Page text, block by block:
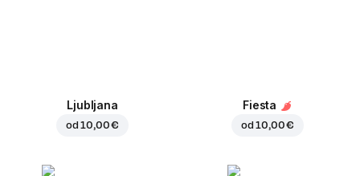
Ljubljana
od10,00 €
Fiesta
od10,00 €